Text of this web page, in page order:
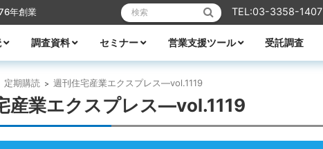
年創業 検索: TEL:03-3358-1407
調査資料 セミナー 営業支援ツール 受託調査
定期購読 > 週刊住宅産業エクスプレス―vol.1119
産業エクスプレス―vol.1119